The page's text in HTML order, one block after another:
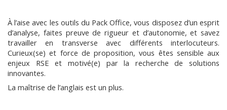
À l’aise avec les outils du Pack Office, vous disposez d’un esprit
d’analyse, faites preuve de rigueur et d’autonomie, et savez
travailler en transverse avec différents interlocuteurs.
Curieux(se) et force de proposition, vous êtes sensible aux
enjeux RSE et motivé(e) par la recherche de solutions
innovantes.
La maîtrise de l’anglais est un plus.